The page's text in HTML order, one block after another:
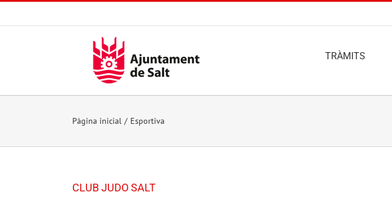
TRÀMITS
Pàgina inicial Esportiva
CLUB JUDO SALT